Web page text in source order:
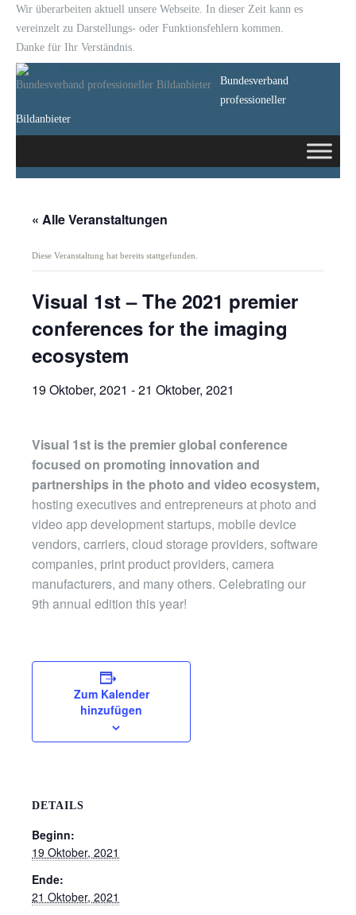
Wir überarbeiten aktuell unsere Webseite. In dieser Zeit kann es
vereinzelt zu Darstellungs- oder Funktionsfehlern kommen.
Danke für Ihr Verständnis.
Bundesverband professioneller Bildanbieter
Bundesverband
professioneller
Bildanbieter
« Alle Veranstaltungen
Diese Veranstaltung hat bereits stattgefunden.
Visual 1st – The 2021 premier
conferences for the imaging
ecosystem
19 Oktober, 2021 -21 Oktober, 2021
Visual 1st is the premier global conference
focused on promoting innovation and
partnerships in the photo and video ecosystem,
hosting executives and entrepreneurs at photo and
video app development startups, mobile device
vendors, carriers, cloud storage providers, software
companies, print product providers, camera
manufacturers, and many others. Celebrating our
9th annual edition this year!
Zum Kalender
hinzufügen
DETAILS
Beginn:
19 Oktober, 2021
Ende:
21 Oktober, 2021